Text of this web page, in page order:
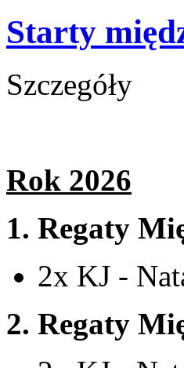
Starty
Szczegóły
Rok 2026
1. Regaty
2x KJ -
2. Regaty